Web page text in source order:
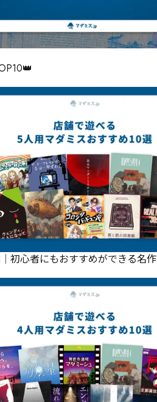
初心者にもおすすめができる名作